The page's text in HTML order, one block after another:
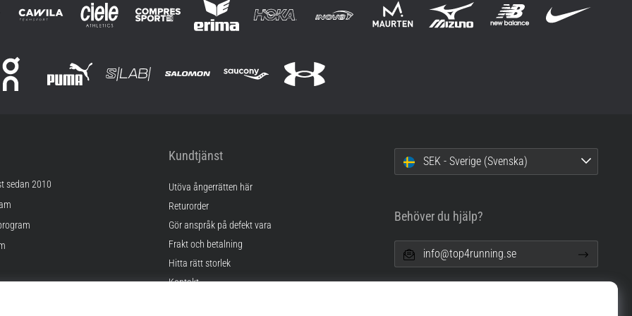
sedan 2010
Kundtjänst
Utöva ångerrätten här
Returorder
Gör anspråk på defekt vara
Frakt och betalning
Hitta rätt storlek
Kontakt
SEK - Sverige (Svenska)
Behöver du hjälp?
info@top4running.se